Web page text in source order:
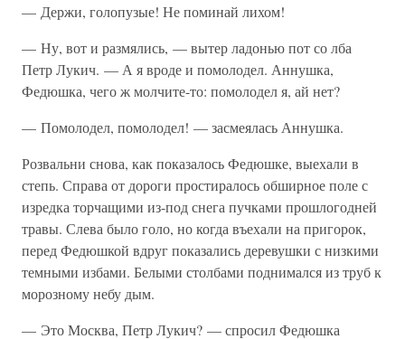
— Держи, голопузые! Не поминай лихом!
— Ну, вот и размялись, — вытер ладонью пот со лба
Петр Лукич. — А я вроде и помолодел. Аннушка,
Федюшка, чего ж молчите-то: помолодел я, ай нет?
— Помолодел, помолодел! — засмеялась Аннушка.
Розвальни снова, как показалось Федюшке, выехали в
степь. Справа от дороги простиралось обширное поле с
изредка торчащими из-под снега пучками прошлогодней
травы. Слева было голо, но когда въехали на пригорок,
перед Федюшкой вдруг показались деревушки с низкими
темными избами. Белыми столбами поднимался из труб к
морозному небу дым.
— Это Москва, Петр Лукич? — спросил Федюшка